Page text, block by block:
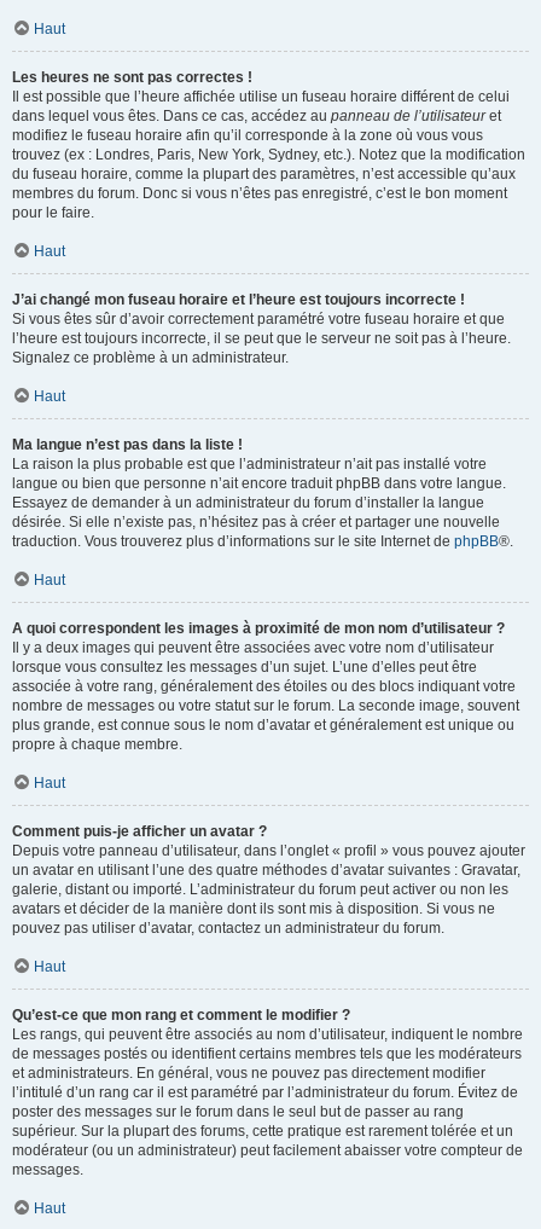
Haut
Les heures ne sont pas correctes !
Il est possible que l’heure affichée utilise un fuseau horaire différent de celui
dans lequel vous êtes. Dans ce cas, accédez au panneau de l’utilisateuret
modifiez le fuseau horaire afin qu’il corresponde à la zone où vous vous
trouvez (ex : Londres, Paris, New York, Sydney, etc.). Notez que la modification
du fuseau horaire, comme la plupart des paramètres, n’est accessible qu’aux
membres du forum. Donc si vous n’êtes pas enregistré, c’est le bon moment
pour le faire.
Haut
J’ai changé mon fuseau horaire et l’heure est toujours incorrecte !
Si vous êtes sûr d’avoir correctement paramétré votre fuseau horaire et que
l’heure est toujours incorrecte, il se peut que le serveur ne soit pas à l’heure.
Signalez ce problème à un administrateur.
Haut
Ma langue n’est pas dans la liste !
La raison la plus probable est que l’administrateur n’ait pas installé votre
langue ou bien que personne n’ait encore traduit phpBB dans votre langue.
Essayez de demander à un administrateur du forum d’installer la langue
désirée. Si elle n’existe pas, n’hésitez pas à créer et partager une nouvelle
traduction. Vous trouverez plus d’informations sur le site Internet de phpBB®.
Haut
A quoi correspondent les images à proximité de mon nom d’utilisateur ?
Il y a deux images qui peuvent être associées avec votre nom d’utilisateur
lorsque vous consultez les messages d’un sujet. L’une d’elles peut être
associée à votre rang, généralement des étoiles ou des blocs indiquant votre
nombre de messages ou votre statut sur le forum. La seconde image, souvent
plus grande, est connue sous le nom d’avatar et généralement est unique ou
propre à chaque membre.
Haut
Comment puis-je afficher un avatar ?
Depuis votre panneau d’utilisateur, dans l’onglet « profil » vous pouvez ajouter
un avatar en utilisant l’une des quatre méthodes d’avatar suivantes : Gravatar,
galerie, distant ou importé. L’administrateur du forum peut activer ou non les
avatars et décider de la manière dont ils sont mis à disposition. Si vous ne
pouvez pas utiliser d’avatar, contactez un administrateur du forum.
Haut
Qu’est-ce que mon rang et comment le modifier ?
Les rangs, qui peuvent être associés au nom d’utilisateur, indiquent le nombre
de messages postés ou identifient certains membres tels que les modérateurs
et administrateurs. En général, vous ne pouvez pas directement modifier
l’intitulé d’un rang car il est paramétré par l’administrateur du forum. Évitez de
poster des messages sur le forum dans le seul but de passer au rang
supérieur. Sur la plupart des forums, cette pratique est rarement tolérée et un
modérateur (ou un administrateur) peut facilement abaisser votre compteur de
messages.
Haut